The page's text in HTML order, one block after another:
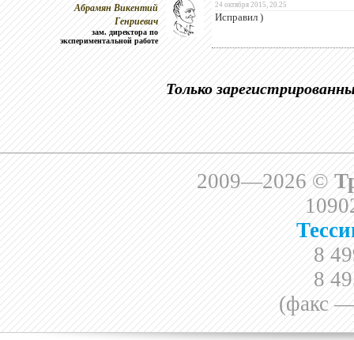
Абрамян Викентий
Генриевич
зам. директора по
экспериментальной работе
24 октября 2015, 20.25
Исправил )
Только
2009—2026 ©
8
8
(факс